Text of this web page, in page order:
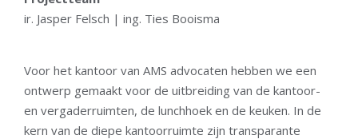
ir. Jasper Felsch | ing. Ties Booisma
Voor het kantoor van AMS advocaten hebben we een
ontwerp gemaakt voor de uitbreiding van de kantoor-
en vergaderruimten, de lunchhoek en de keuken. In de
kern van de diepe kantoorruimte zijn transparante